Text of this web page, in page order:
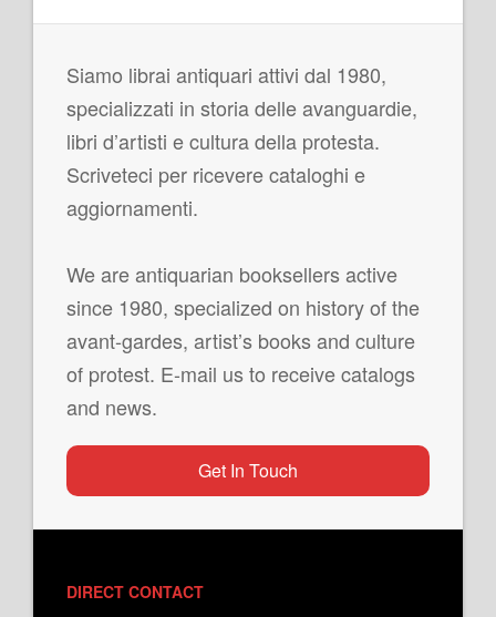
Siamo librai antiquari attivi dal 1980,
specializzati in storia delle avanguardie,
libri d’artisti e cultura della protesta.
Scriveteci per ricevere cataloghi e
aggiornamenti.
We are antiquarian booksellers active
since 1980, specialized on history of the
avant-gardes, artist’s books and culture
of protest. E-mail us to receive catalogs
and news.
Get In Touch
DIRECT CONTACT